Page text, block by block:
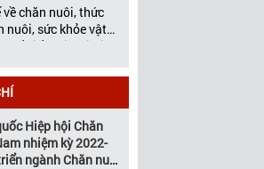
về chăn nuôi, thức
nuôi, sức khỏe vật
chế biến thịt tại Việt
Nối Kinh Doanh
Cho Ngành Chăn
Thú Y Diễn ra từ
– 23 […]
Hiệp hội Chăn
nhiệm kỳ 2022-
ngành Chăn nuôi